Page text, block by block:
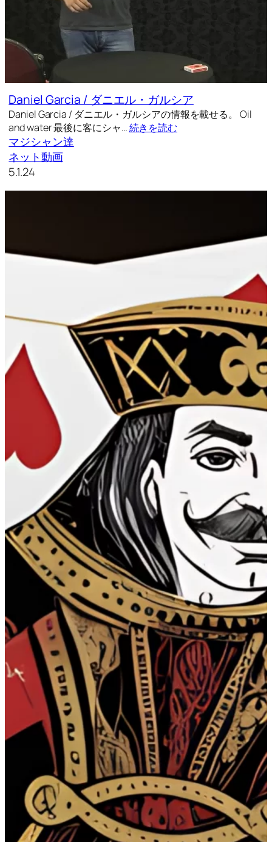
Daniel Garcia / ダニエル・ガルシア
Daniel Garcia / ダニエル・ガルシアの情報を載せる。 Oil
and water 最後に客にシャ…続きを読む
マジシャン達
ネット動画
5.1.24